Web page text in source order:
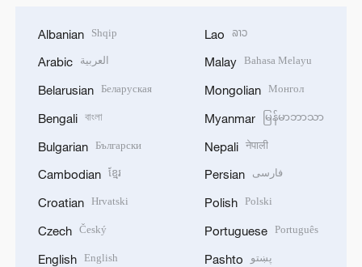
Albanian Shqip
Arabic العربية
Belarusian Беларуская
Bengali বাংলা
Bulgarian Български
Cambodian ខ្មែរ
Croatian Hrvatski
Czech Český
English English
Lao ລາວ
Malay Bahasa Melayu
Mongolian Монгол
Myanmar မြန်မာဘာသာ
Nepali नेपाली
Persian فارسی
Polish Polski
Portuguese Português
Pashto پښتو